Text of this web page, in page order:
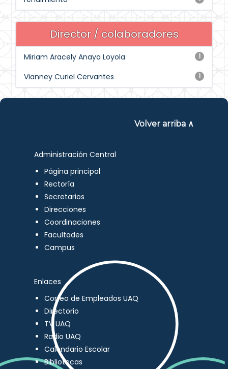
Director / colaboradores
1
Miriam Aracely Anaya Loyola
1
Vianney Curiel Cervantes
Volver arriba ∧
Administración Central
Página principal
Rectoría
Secretarios
Direcciones
Coordinaciones
Facultades
Campus
Enlaces
Correo de Empleados UAQ
Directorio
TV UAQ
Radio UAQ
Calendario Escolar
Bibliotecas